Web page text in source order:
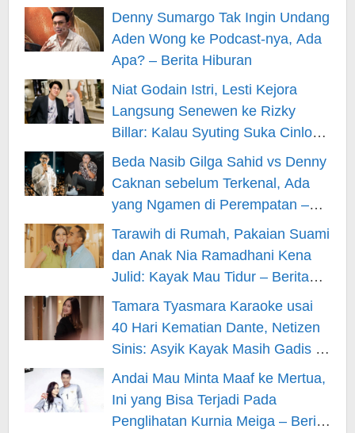
Berita Hiburan
Denny Sumargo Tak Ingin Undang
Aden Wong ke Podcast-nya, Ada
Apa? – Berita Hiburan
Niat Godain Istri, Lesti Kejora
Langsung Senewen ke Rizky
Billar: Kalau Syuting Suka Cinlok?
– Berita Hiburan
Beda Nasib Gilga Sahid vs Denny
Caknan sebelum Terkenal, Ada
yang Ngamen di Perempatan –
Berita Hiburan
Tarawih di Rumah, Pakaian Suami
dan Anak Nia Ramadhani Kena
Julid: Kayak Mau Tidur – Berita
Hiburan
Tamara Tyasmara Karaoke usai
40 Hari Kematian Dante, Netizen
Sinis: Asyik Kayak Masih Gadis –
Berita Hiburan
Andai Mau Minta Maaf ke Mertua,
Ini yang Bisa Terjadi Pada
Penglihatan Kurnia Meiga – Berita